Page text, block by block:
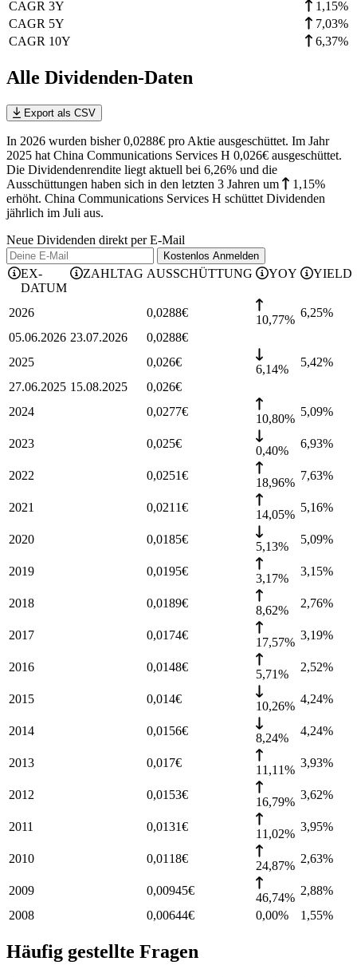
CAGR 3Y
1,15%
CAGR 5Y
7,03%
CAGR 10Y
6,37%
Alle Dividenden-Daten
Export als CSV
In 2026 wurden bisher 0,0288€ pro Aktie ausgeschüttet. Im Jahr
2025 hat China Communications Services H 0,026€ ausgeschüttet.
Die Dividendenrendite liegt aktuell bei 6,26% und die
Ausschüttungen haben sich in den letzten 3 Jahren um
1,15%
erhöht. China Communications Services H schüttet Dividenden
jährlich im Juli aus.
Neue Dividenden direkt per E-Mail
Kostenlos Anmelden
EX-
DATUM
ZAHLTAG AUSSCHÜTTUNG YOY YIELD
2026 0,0288€
10,77%
6,25%
05.06.2026 23.07.2026 0,0288€
2025
0,026€
6,14%
5,42%
27.06.2025 15.08.2025 0,026€
2024
0,0277€
10,80%
5,09%
2023 0,025€
0,40%
6,93%
2022 0,0251€
18,96%
7,63%
2021 0,0211€
14,05%
5,16%
2020 0,0185€
5,13%
5,09%
2019 0,0195€
3,17%
3,15%
2018 0,0189€
8,62%
2,76%
2017 0,0174€
17,57%
3,19%
2016 0,0148€
5,71%
2,52%
2015 0,014€
10,26%
4,24%
2014 0,0156€
8,24%
4,24%
2013 0,017€
11,11%
3,93%
2012 0,0153€
16,79%
3,62%
2011 0,0131€
11,02%
3,95%
2010 0,0118€
24,87%
2,63%
2009 0,00945€
46,74%
2,88%
2008
0,00644€ 0,00% 1,55%
Häufig gestellte Fragen